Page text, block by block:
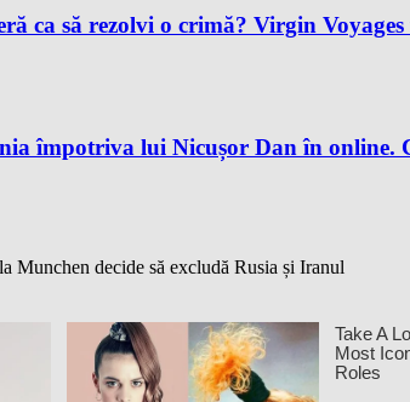
ca să rezolvi o crimă? Virgin
împotriva lui Nicușor Dan în online.
Munchen decide să excludă Rusia și Iranul